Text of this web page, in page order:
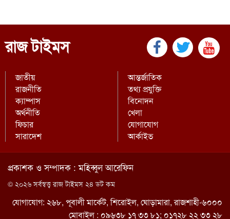
রাজ টাইমস
জাতীয়
রাজনীতি
আন্তর্জাতিক
তথ্য প্রযুক্তি
ক্যাম্পাস
অর্থনীতি
বিনোদন
খেলা
ফিচার
সারাদেশ
যোগাযোগ
আর্কাইভ
প্রকাশক ও সম্পাদক : মহিব্বুল আরেফিন
© ২০২৬ সর্বস্বত্ত্ব রাজ টাইমস ২৪ ডট কম
যোগাযোগ: ২৬৮, পূবালী মার্কেট, শিরোইল, ঘোড়ামারা, রাজশাহী-৬০০০
মোবাইল : ০৯৬৩৮ ১৭ ৩৩ ৮১; ০১৭২৮ ২২ ৩৩ ২৮